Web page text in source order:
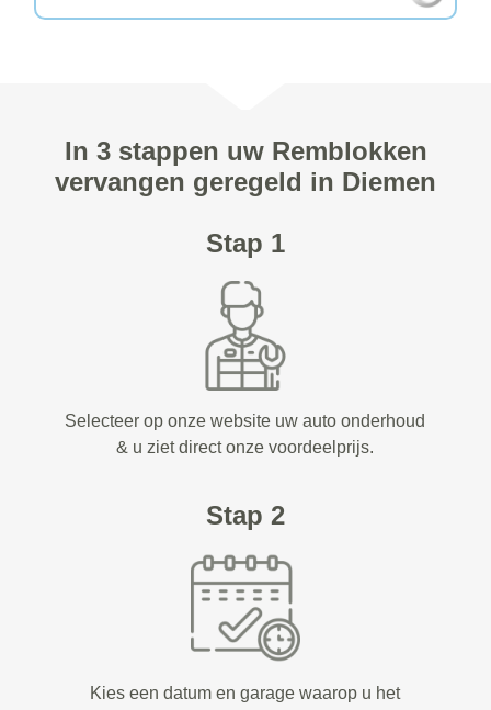
In 3 stappen uw Remblokken
vervangen geregeld in Diemen
Stap 1
Selecteer op onze website uw auto onderhoud
& u ziet direct onze voordeelprijs.
Stap 2
Kies een datum en garage waarop u het